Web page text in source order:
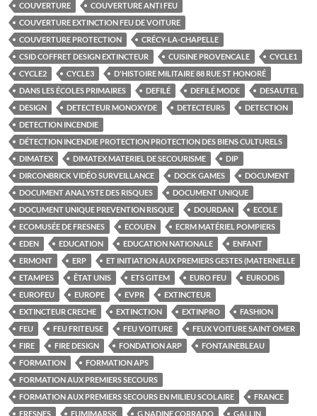
COUVERTURE
COUVERTURE ANTI FEU
COUVERTURE EXTINCTION FEU DE VOITURE
COUVERTURE PROTECTION
CRÉCY-LA-CHAPELLE
CSID COFFRET DESIGN EXTINCTEUR
CUISINE PROVENCALE
CYCLE1
CYCLE2
CYCLE3
D'HISTOIRE MILITAIRE 88 RUE ST HONORÉ
DANS LES ÉCOLES PRIMAIRES
DEFILÉ DEFILÉ MODE
DESAUTEL
DESIGN
DETECTEUR MONOXYDE DETECTEURS
DETECTION
DETECTION INCENDIE
DÉTECTION INCENDIE PROTECTION PROTECTION DES BIENS CULTURELS
DIMATEX
DIMATEX MATERIEL DE SECOURISME
DIP
DIRCONBRICK VIDÉO SURVEILLANCE
DOCK GAMES
DOCUMENT
DOCUMENT ANALYSTE DES RISQUES
DOCUMENT UNIQUE
DOCUMENT UNIQUE PREVENTION RISQUE
DOURDAN
ECOLE
ECOMUSÉE DE FRESNES
ECOUEN
ECRM MATÉRIEL POMPIERS
EDEN
EDUCATION EDUCATION NATIONALE
ENFANT
ERMONT
ERP
ET INITIATION AUX PREMIERS GESTES (MATERNELLE
ETAMPES
ÊTAT UNIS ETS GITEM EURO FEU
EURODIS
EUROFEU
EUROPE EVPR
EXTINCTEUR
EXTINCTEUR CRECHE
EXTINCTION EXTINPRO
FASHION
FEU
FEU FRITEUSE FEU VOITURE
FEUX VOITURE SAINT OMER
FIRE
FIRE DESIGN FONDATION ARP
FONTAINEBLEAU
FORMATION
FORMATION APS
FORMATION AUX PREMIERS SECOURS
FORMATION AUX PREMIERS SECOURS EN MILIEU SCOLAIRE
FRANCE
FRESNES
FUMIMARSK G NADINE CORRADO GALLIN